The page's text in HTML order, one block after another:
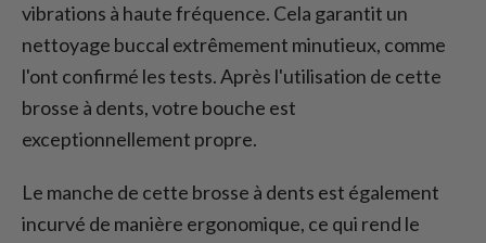
vibrations à haute fréquence. Cela garantit un
nettoyage buccal extrêmement minutieux, comme
l'ont confirmé les tests. Après l'utilisation de cette
brosse à dents, votre bouche est
exceptionnellement propre.
Le manche de cette brosse à dents est également
incurvé de manière ergonomique, ce qui rend le